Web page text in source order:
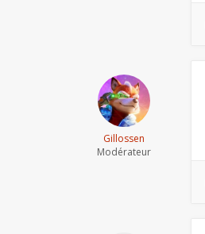
Gillossen
Modérateur